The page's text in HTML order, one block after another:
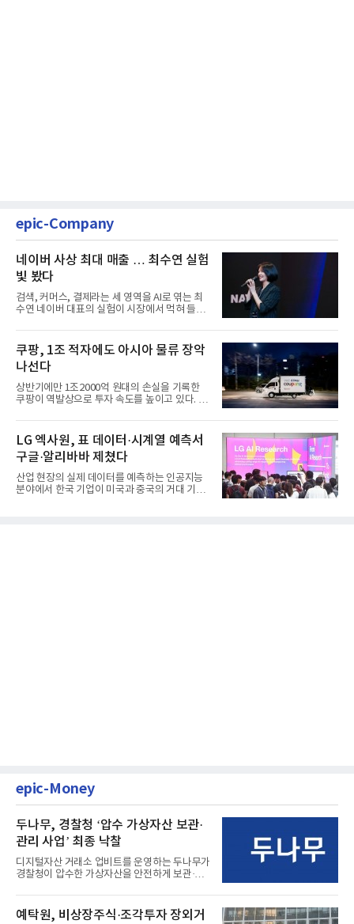
epic-Company
네이버 사상 최대 매출 … 최수연 실험
빛 봤다
검색, 커머스, 결제라는 세 영역을 AI로 엮는 최
수연 네이버 대표의 실험이 시장에서 먹혀 들어
쿠팡, 1조 적자에도 아시아 물류 장악
나선다
상반기에만 1조2000억 원대의 손실을 기록한
쿠팡이 역발상으로 투자 속도를 높이고 있다. 이
LG 엑사원, 표 데이터·시계열 예측서
구글·알리바바 제쳤다
산업 현장의 실제 데이터를 예측하는 인공지능
분야에서 한국 기업이 미국과 중국의 거대 기술
epic-Money
두나무, 경찰청 ‘압수 가상자산 보관·
관리 사업’ 최종 낙찰
디지털자산 거래소 업비트를 운영하는 두나무가
경찰청이 압수한 가상자산을 안전하게 보관·관
예탁원, 비상장주식·조각투자 장외거